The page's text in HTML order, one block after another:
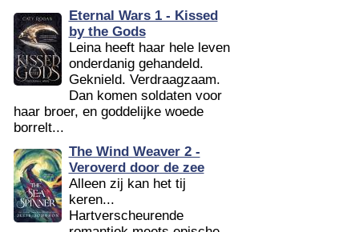
Eternal Wars 1 - Kissed
by the Gods
Leina heeft haar hele leven
onderdanig gehandeld.
Geknield. Verdraagzaam.
Dan komen soldaten voor
haar broer, en goddelijke woede
borrelt...
The Wind Weaver 2 -
Veroverd door de zee
Alleen zij kan het tij
keren...
Hartverscheurende